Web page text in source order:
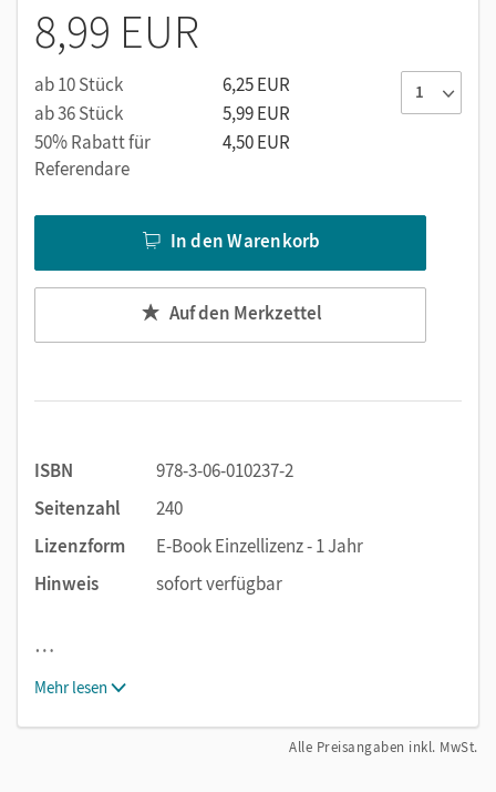
8,99 EUR
ab 10 Stück
6,25 EUR
ab 36 Stück
5,99 EUR
50% Rabatt für
Referendare
4,50 EUR
In den Warenkorb
Auf den Merkzettel
ISBN
978-3-06-010237-2
Seitenzahl
240
Lizenzform
E-Book Einzellizenz - 1 Jahr
Hinweis
sofort verfügbar
…
Mehr lesen
Alle Preisangaben inkl. MwSt.